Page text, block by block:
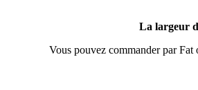
La largeur
Vous pouvez commander par